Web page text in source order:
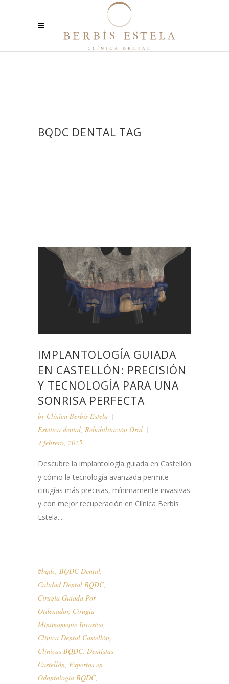
BQDC DENTAL TAG
IMPLANTOLOGÍA GUIADA
EN CASTELLÓN: PRECISIÓN
Y TECNOLOGÍA PARA UNA
SONRISA PERFECTA
by Clínica Berbís Estela
Estética dental, Rehabilitación Oral
4 febrero, 2025
Descubre la implantología guiada en Castellón
y cómo la tecnología avanzada permite
cirugías más precisas, mínimamente invasivas
y con mejor recuperación en Clínica Berbís
Estela....
#bqdc, BQDC Dental,
Calidad Dental BQDC,
Cirugía Guiada Por
Ordenador, Cirugía
Mínimamente Invasiva,
Clínica Dental Castellón,
Clínicas BQDC, Dentistas
Castellón, Expertos en
Odontología BQDC,